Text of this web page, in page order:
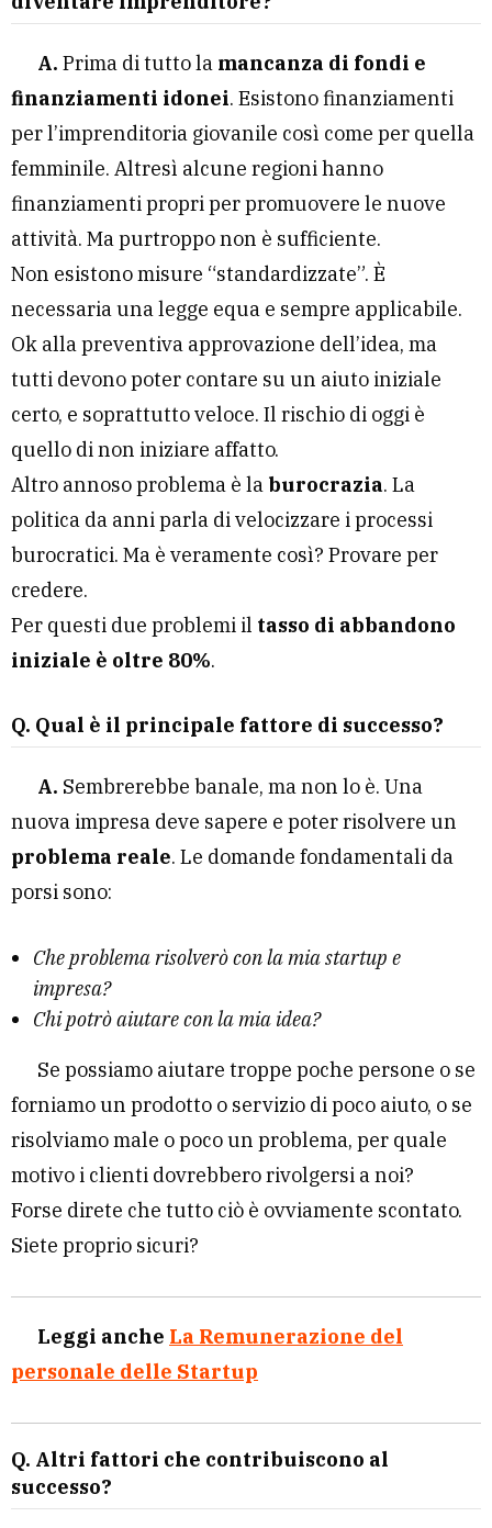
A. Prima di tutto la mancanza di fondi e
finanziamenti idonei. Esistono finanziamenti
per l’imprenditoria giovanile così come per quella
femminile. Altresì alcune regioni hanno
finanziamenti propri per promuovere le nuove
attività. Ma purtroppo non è sufficiente.
Non esistono misure “standardizzate”. È
necessaria una legge equa e sempre applicabile.
Ok alla preventiva approvazione dell’idea, ma
tutti devono poter contare su un aiuto iniziale
certo, e soprattutto veloce. Il rischio di oggi è
quello di non iniziare affatto.
Altro annoso problema è la burocrazia. La
politica da anni parla di velocizzare i processi
burocratici. Ma è veramente così? Provare per
credere.
Per questi due problemi il tasso di abbandono
iniziale è oltre 80%.
Q. Qual è il principale fattore di successo?
A. Sembrerebbe banale, ma non lo è. Una
nuova impresa deve sapere e poter risolvere un
problema reale. Le domande fondamentali da
porsi sono:
Che problema risolverò con la mia startup e
impresa?
Chi potrò aiutare con la mia idea?
Se possiamo aiutare troppe poche persone o se
forniamo un prodotto o servizio di poco aiuto, o se
risolviamo male o poco un problema, per quale
motivo i clienti dovrebbero rivolgersi a noi?
Forse direte che tutto ciò è ovviamente scontato.
Siete proprio sicuri?
Leggi anche La Remunerazione del
personale delle Startup
Q. Altri fattori che contribuiscono al
successo?